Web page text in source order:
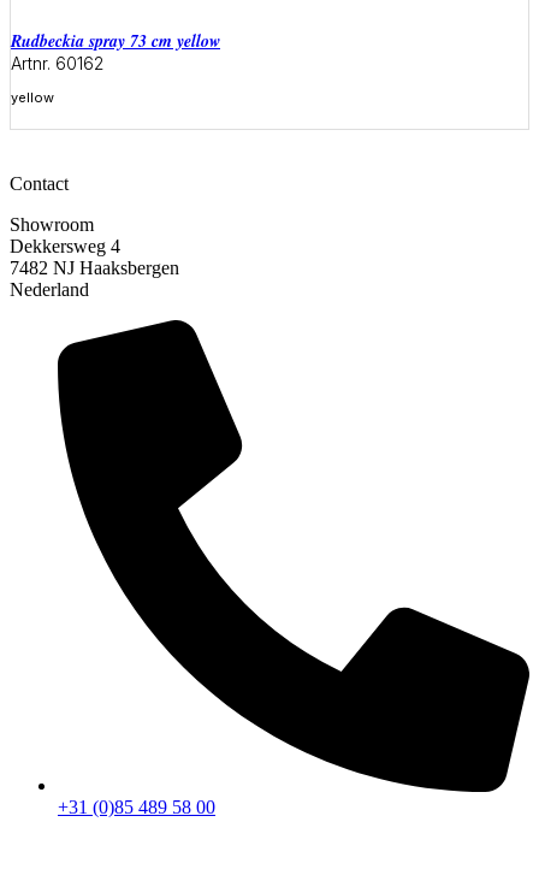
rudbeckia spray 73 cm yellow
Artnr. 60162
yellow
Meer informatie
Contact
Showroom
Dekkersweg 4
7482 NJ Haaksbergen
Nederland
+31 (0)85 489 58 00